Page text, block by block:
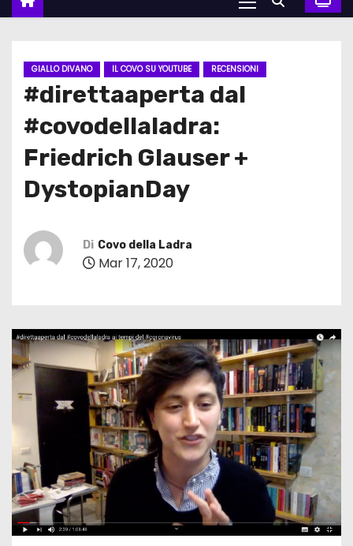
GIALLO DIVANO IL COVO SU YOUTUBE RECENSIONI
#direttaaperta dal
#covodellaladra:
Friedrich Glauser +
DystopianDay
Di Covo della Ladra
Mar 17, 2020